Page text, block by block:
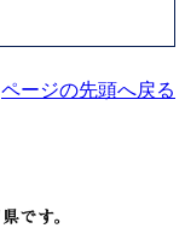
ページの先頭へ戻る